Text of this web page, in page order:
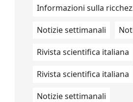
Informazioni sulla
Notizie settimanali
Rivista scientifica italiana
Rivista scientifica italiana
Notizie settimanali